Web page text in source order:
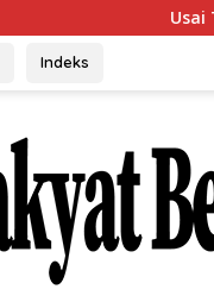
Usai
Indeks